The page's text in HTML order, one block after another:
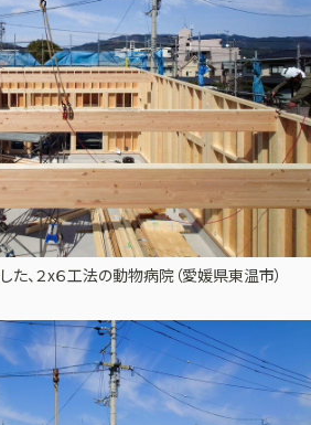
、２x６工法の動物病院（愛媛県東温市）